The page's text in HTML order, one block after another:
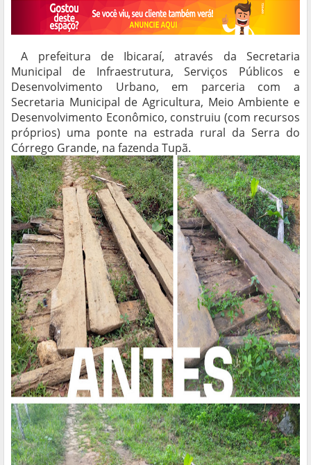
A prefeitura de Ibicaraí, através da Secretaria
Municipal de Infraestrutura, Serviços Públicos e
Desenvolvimento Urbano, em parceria com a
Secretaria Municipal de Agricultura, Meio Ambiente e
Desenvolvimento Econômico, construiu (com recursos
próprios) uma ponte na estrada rural da Serra do
Córrego Grande, na fazenda Tupã.